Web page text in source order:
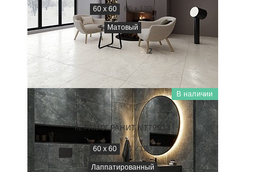
60 x 60 60 x 120
Матовый
3 400 ₽/м2
В наличии
QUANTA GREY
NS6NTT9023L
КЕРАМОГРАНИТ NTT9023
60 x 60 60 x 120
Лаппатированный